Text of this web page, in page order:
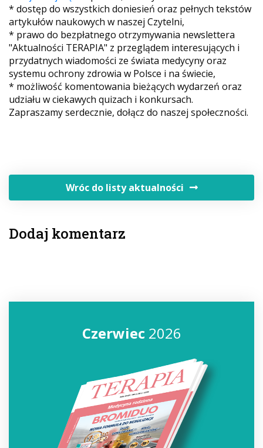
* dostęp do wszystkich doniesień oraz pełnych tekstów
artykułów naukowych w naszej Czytelni,
* prawo do bezpłatnego otrzymywania newslettera
"Aktualności TERAPIA" z przeglądem interesujących i
przydatnych wiadomości ze świata medycyny oraz
systemu ochrony zdrowia w Polsce i na świecie,
* możliwość komentowania bieżących wydarzeń oraz
udziału w ciekawych quizach i konkursach.
Zapraszamy serdecznie, dołącz do naszej społeczności.
Wróc do listy aktualności
Dodaj komentarz
Czerwiec2026